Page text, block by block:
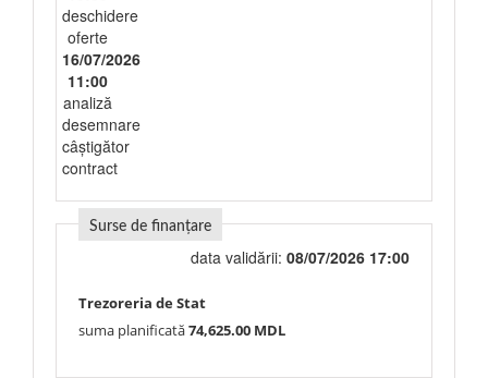
deschidere
oferte
16/07/2026
11:00
analiză
desemnare
câștigător
contract
Surse de finanțare
data validării: 08/07/2026 17:00
Trezoreria de Stat
suma planificată74,625.00 MDL